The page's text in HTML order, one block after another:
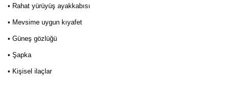
• Rahat yürüyüş ayakkabısı
• Mevsime uygun kıyafet
• Güneş gözlüğü
• Şapka
• Kişisel ilaçlar